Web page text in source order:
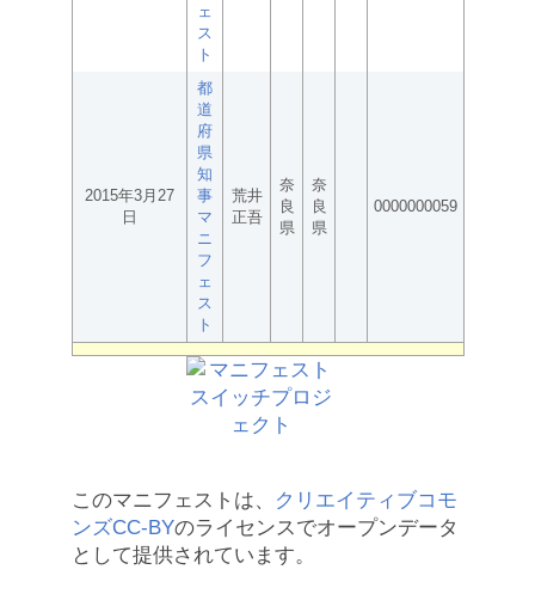
ェ
ス
ト
2015年3月27
日
都
道
府
県
知
事
マ
ニ
フ
ェ
ス
ト
荒井
正吾
奈
良
県
奈
良
県
0000000059
このマニフェストは、
クリエイティブコモ
ンズCC-BYのライセンスでオープンデータ
として提供されています。